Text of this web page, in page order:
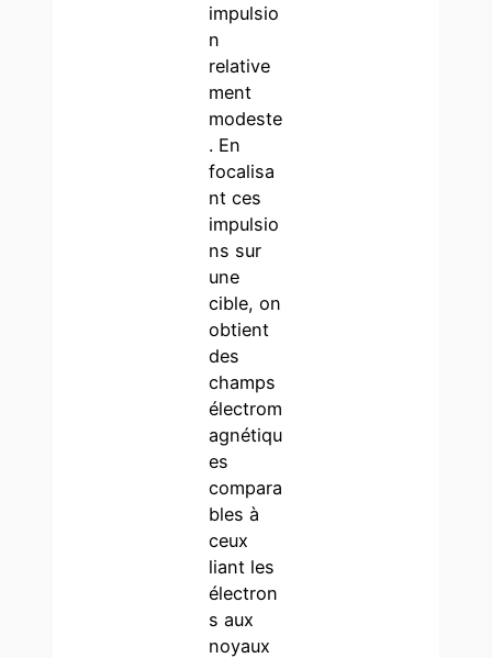
impulsio
n
relative
ment
modeste
. En
focalisa
nt ces
impulsio
ns sur
une
cible, on
obtient
des
champs
électrom
agnétiqu
es
compara
bles à
ceux
liant les
électron
s aux
noyaux